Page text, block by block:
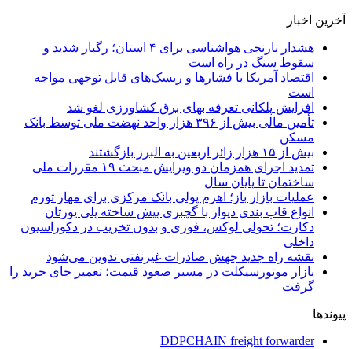
آخرین اخبار
هشدار نارنجی هواشناسی برای ۴ استان؛ رگبار شدید و
سقوط سنگ در راه است
اقتصاد آمریکا با فشارها و ریسک‌های قابل توجهی مواجه
است
افزایش پلکانی تعرفه بهای برق کشاورزی لغو شد
تأمین مالی بیش از ۳۹۶ هزار واحد نهضت ملی توسط بانک
مسکن
بیش از ۱۵ هزار زائر اربعین به البرز بازگشتند
تمدید اجرای همزمان دو ویرایش مبحث ۱۹ مقررات ملی
ساختمان تا پایان سال
عملیات بازار باز؛ اهرم پولی بانک مرکزی برای مهار تورم
انواع قاب بندی دیوار با گچبری پیش ساخته پلی یورتان
دکارت؛ تحولی لوکس، فوری و بدون تخریب در دکوراسیون
داخلی
نقشه راه جدید جهش صادرات غیرنفتی تدوین می‌شود
بازار موتورسیکلت در مسیر صعود قیمت؛ تعمیر جای خرید را
گرفت
پیوندها
DDPCHAIN freight forwarder